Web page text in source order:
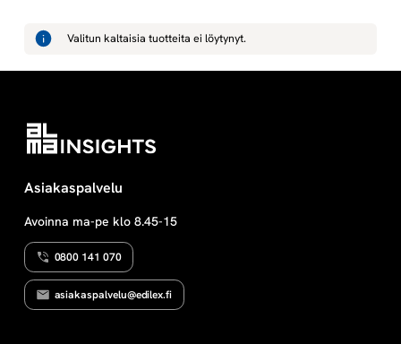
t
e
i
s
ö
k
a
E
I
Ö
P
P
A
Valitun kaltaisia tuotteita ei löytynyt.
Asiakaspalvelu
Avoinna ma-pe klo 8.45-15
0800 141 070
asiakaspalvelu@edilex.fi